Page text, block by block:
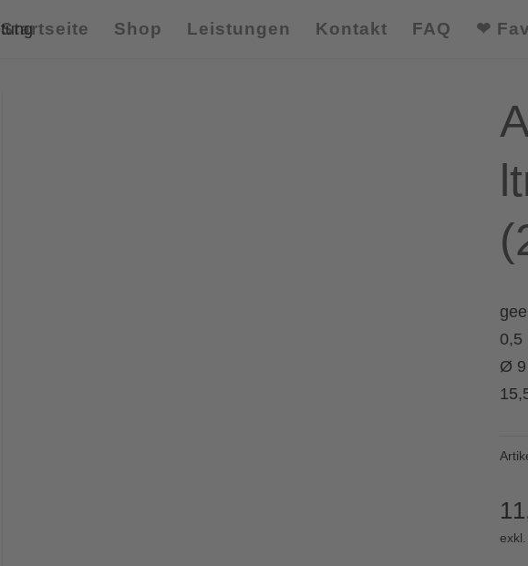
Startseite Shop Leistungen Kontakt FAQ ❤
0,5
Ø 9